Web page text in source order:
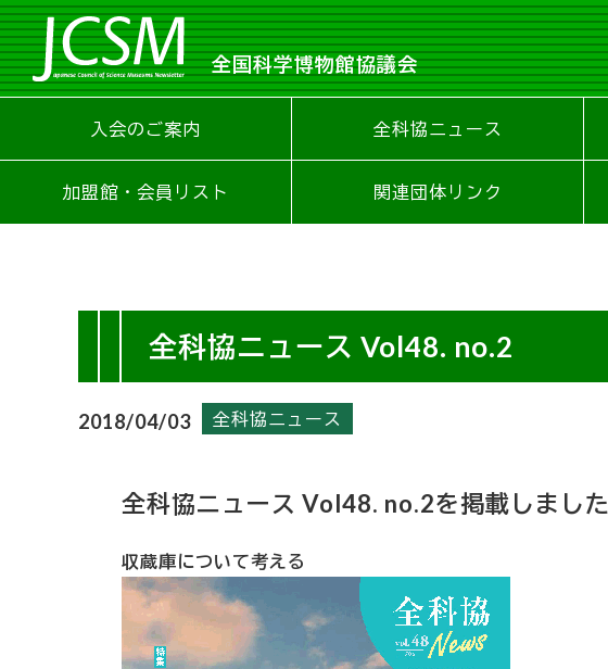
全国科学博物館協議会
入会のご案内 全科協ニュース
加盟館・会員リスト 関連団体リンク
全科協ニュース Vol48. no.2
2018/04/03 全科協ニュース
全科協ニュース Vol48. no.2を掲載しました
収蔵庫について考える